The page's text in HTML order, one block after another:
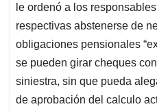
le ordenó a los
respectivas abstenerse de
obligaciones pensionales
se pueden girar cheques
siniestra, sin que pueda
de aprobación del calculo